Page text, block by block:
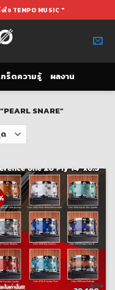
จ TEMPO MUSIC "
กร็ดความรู้ ผลงาน
SNARE”